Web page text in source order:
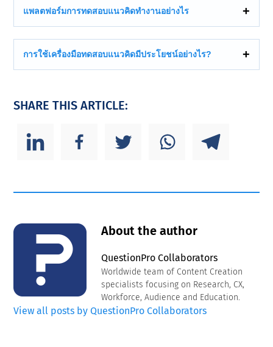
แพลตฟอร์มการทดสอบแนวคิดทํางานอย่างไร
การใช้เครื่องมือทดสอบแนวคิดมีประโยชน์อย่างไร?
SHARE THIS ARTICLE:
About the author
QuestionPro Collaborators
Worldwide team of Content Creation
specialists focusing on Research, CX,
Workforce, Audience and Education.
View all posts by QuestionPro Collaborators